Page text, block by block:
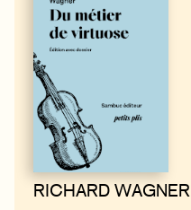
RICHARD WAGNER